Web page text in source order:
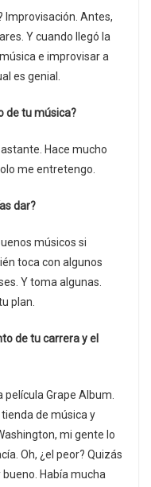
Improvisación. Antes,
Y cuando llegó la
e improvisar a
es genial.
de tu música?
Hace mucho
me entretengo.
dar?
músicos si
toca con algunos
Y toma algunas.
plan.
de tu carrera y el
película Grape Album.
tienda de música y
mi gente lo
Oh, ¿el peor? Quizás
Había mucha